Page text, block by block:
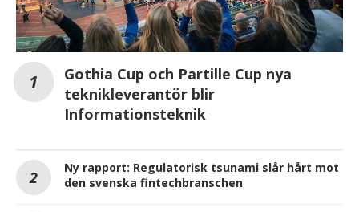
Gothia Cup och Partille Cup nya
teknikleverantör blir
Informationsteknik
Ny rapport: Regulatorisk tsunami slår hårt mot
den svenska fintechbranschen